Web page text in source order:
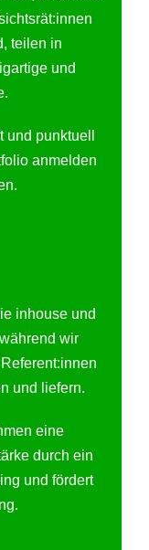
teilen in
und
punktuell
anmelden
inhouse und
wir
und liefern.
eine
durch ein
und fördert